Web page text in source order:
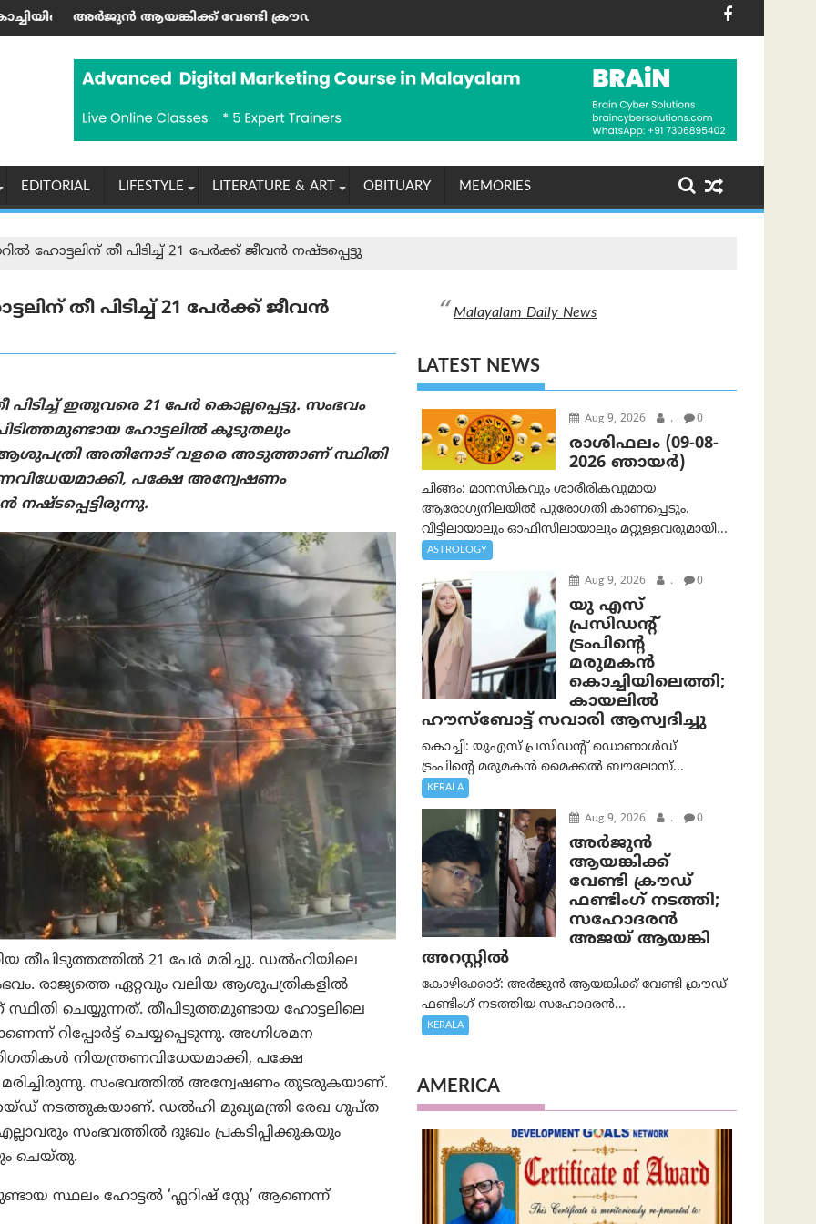
ഹൗസ്ബോട്ട് സവാരി ആസ്വദിച്ചു
വേണ്ടി ക്രൗഡ് ഫണ്ടിംഗ് നടത്തി; സഹോദരന്‍ അജയ് ആയങ്കി അറസ്റ്റിൽ
കേരളത്തിൽ ജനങ്ങളെ വെല്ലുവിളിക്കുന്ന ഗുണ്ടകൾക്ക് സ്ഥാനമില്ല, എല്ലാവരും
സ്വാതന്ത്ര്യ
EDITORIAL LIFESTYLE LITERATURE & ART OBITUARY MEMORIES
ഹോട്ടലിന് തീ പിടിച്ച് 21 പേർക്ക് ജീവൻ നഷ്ടപ്പെട്ടു
തീ പിടിച്ച് 21 പേർക്ക് ജീവൻ
ഇതുവരെ 21 പേർ കൊല്ലപ്പെട്ടു. സംഭവം
ഹോട്ടലിൽ കൂടുതലും
ആശുപത്രി അതിനോട് വളരെ അടുത്താണ് സ്ഥിതി
പക്ഷേ അന്വേഷണം
21 പേർ മരിച്ചു. ഡൽഹിയിലെ
രാജ്യത്തെ ഏറ്റവും വലിയ ആശുപത്രികളിൽ
ചെയ്യുന്നത്. തീപിടുത്തമുണ്ടായ ഹോട്ടലിലെ
റിപ്പോർട്ട് ചെയ്യപ്പെടുന്നു. അഗ്നിശമന
നിയന്ത്രണവിധേയമാക്കി, പക്ഷേ
മരിച്ചിരുന്നു. സംഭവത്തിൽ അന്വേഷണം തുടരുകയാണ്.
നടത്തുകയാണ്. ഡൽഹി മുഖ്യമന്ത്രി രേഖ ഗുപ്ത
സംഭവത്തിൽ ദുഃഖം പ്രകടിപ്പിക്കുകയും
ചെയ്തു.
സ്ഥലം ഹോട്ടൽ ‘ഫ്ലറിഷ് സ്റ്റേ’ ആണെന്ന്
Malayalam Daily News
LATEST NEWS
Aug 9, 2026 . 0
രാശിഫലം (09-08-
2026 ഞായര്‍)
ചിങ്ങം: മാനസികവും ശാരീരികവുമായ
ആരോഗ്യനിലയിൽ പുരോഗതി കാണപ്പെടും.
വീട്ടിലായാലും ഓഫിസിലായാലും മറ്റുള്ളവരുമായി...
ASTROLOGY
Aug 9, 2026 . 0
യു എസ്
പ്രസിഡന്റ്
ട്രംപിന്റെ
മരുമകൻ
കൊച്ചിയിലെത്തി;
കായലിൽ
ഹൗസ്ബോട്ട് സവാരി ആസ്വദിച്ചു
കൊച്ചി: യുഎസ് പ്രസിഡന്റ് ഡൊണാൾഡ്
ട്രംപിന്റെ മരുമകൻ മൈക്കൽ ബൗലോസ്...
KERALA
Aug 9, 2026 . 0
അർജുൻ
ആയങ്കിക്ക്
വേണ്ടി ക്രൗഡ്
ഫണ്ടിംഗ് നടത്തി;
സഹോദരന്‍
അജയ് ആയങ്കി
അറസ്റ്റിൽ
കോഴിക്കോട്: അർജുൻ ആയങ്കിക്ക് വേണ്ടി ക്രൗഡ്
ഫണ്ടിംഗ് നടത്തിയ സഹോദരന്‍...
KERALA
AMERICA